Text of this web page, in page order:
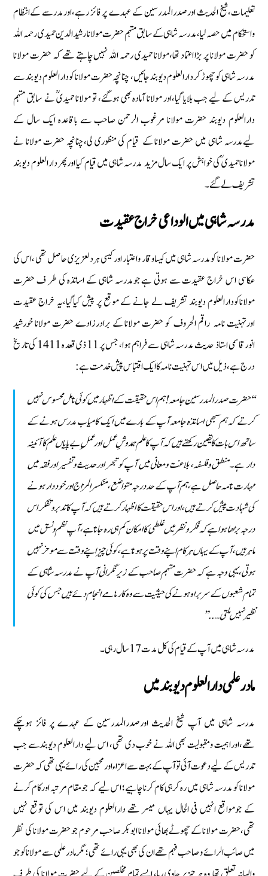
تعلیمات‏،‏شیخ الحدیث اورصدرالمدرسین كے عہدے پر فائز رہے‏،اورمدرسے كےانتظام
واستحكام میں حصہ لیا‏،مدرسہ شاہی كے سابق مہتمم حضرت مولانا رشیدالدین حمیدی رحمہ اللہ
كو حضرت مولانا پر بڑا اعتماد تھا‏‏،مولانا حمیدی رحمہ اللہ نہیں چاہتے تھے كہ حضرت مولانا
مدرسہ شاہی كو چھوڑ كردارالعلوم دیوبند جائیں‏، چنانچہ حضرت مولانا كو دارالعلوم دیوبند سے
تدریس كے لیے جب بلایا گیا‏،اور مولانا آمادہ بھی ہوگئے‏، تو مولانا حمیدیؒ نے سابق مہتمم
دارالعلوم دیوبند حضرت مولانا مرغوب الرحمن صاحب سے باقاعدہ ایك سال كے
لیےمدرسہ شاہی میں حضرت مولانا كے قیام كی منظوری لی‏،چنانچہ حضرت مولانا نے
مولاناحمیدی ؒكی خواہش پر ایك سال مزید مدرسہ شاہی میں قیام كیا اورپھر دارالعلوم دیوبند
تشریف لےگئے۔
مدرسہ شاہی میں الوداعی خراج عقیدت
حضرت مولانا كومدرسہ شاہی میں كیساوقار واعتبار اوركیسی ہردلعزیزی حاصل تھی ‏،اس كی
عكاسی اس خراج عقیدت سے ہوتی ہے جومدرسہ شاہی كے اساتذہ كی طر ف حضرت
مولاناكودارالعلوم دیوبند تشریف لے جانے كے موقع پر پیش كیاگیا‏،یہ خراج عقیدت
اورتہنیت نامہ راقم الحروف كو حضرت مولانا كے برادرزادے حضرت مولانا خورشید
انورقاسمی استاذ حدیث مدرسہ شاہی سے فراہم ہوا‏، جس پر 11 ذی قعدہ 1411 كی تاریخ
درج ہے ‏‏، ذیل میں اس تہنیت نامہ كا ایك اقتبا س پیش خدمت ہے :
‘‘حضرت صدر المدرسین جامعہ! ہم اس حقیقت كے اظہار میں كوئی تامل محسوس نہیں
كرتے كہ ہم سبھی اساتذہ جامعہ آپ كے بارے میں ایك كامیاب مدرس ہونے كے
ساتھ اس بات كا یقین ركھتے ہیں كہ آپ كا علم ہمدوشِ عمل اورعملِ بےپایاں علم كا آئینہ
دار ہے۔ منطق وفلسفہ‏، بلاغت ومعانی میں آپ كو تبحر اورحدیث وتفسیر اورفقہ میں
مہارت تامہ حاصل ہے‏،ہم آپ كے حددرجہ متواضع‏، منكسرالمزاج اورخوددار ہونے
كی شہادت پیش كرتے ہیں‏،اوراس حقیقت كا اظہار كرتے ہیں كہ آپ كا تدبر وتفكر اس
درجہ بڑھا ہواہے كہ فكر ونظر میں غلطی كا امكان كم ہی رہ جاتاہے‏،آپ نظم ونسق میں
ماہر ہیں‏،آپ كےیہاں ہر كام اپنے وقت پر ہوتاہے‏،كوئی چیزاپنے وقت سے موخر نہیں
ہوتی‏،یہی وجہ ہے كہ حضرت مہتمم صاحب كے زیر نگرانی آپ نے مدرسہ شاہی كے
تمام شعبوں كے سربراہ ہونے كی حیثیت سے وہ كارنامے انجام دئے ہیں جس كی كوئی
نظیر نہیں ملتی…..’’
مدرسہ شاہی میں آپ كے قیام كی كل مدت 17 سال رہی۔
مادر علمی دارالعلوم دیوبند میں
مدرسہ شاہی میں آپ شیخ الحدیث اورصدرالمدرسین كے عہدے پر فائز ہوچكے
تھے‏،اوراہمیت ومقبولیت بھی اللہ نے خوب دی تھی‏، اس لیے دارالعلوم دیوبندسے جب
تدریس كے لیے دعوت آئی توآپ كے بہت سے اعزاء اورمحبین كی رائے یہی تھی كہ حضرت
مولانا كو مدرسہ شاہی میں رہ كرہی كام كرنا چاہیے‏؛ اس لیے كہ جومقام مرتبہ اوركام كرنے
كے جومواقع انہیں فی الحال یہاں میسر تھے دارالعلوم دیوبند میں اس كی توقع نہیں
تھی‏،حضرت مولانا كے چھوٹے بھائی مولانا ابوبكر صاحب مرحوم جو حضرت مولانا كی نظر
میں صائب الرائے و صاحب فہم تھے ان كی بھی یہی رائے تھی ؛ مگر مادرعلمی سے مولانا كو جو